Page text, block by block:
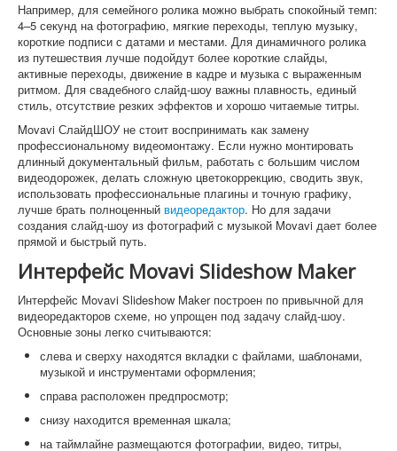
Например, для семейного ролика можно выбрать спокойный темп:
4–5 секунд на фотографию, мягкие переходы, теплую музыку,
короткие подписи с датами и местами. Для динамичного ролика
из путешествия лучше подойдут более короткие слайды,
активные переходы, движение в кадре и музыка с выраженным
ритмом. Для свадебного слайд-шоу важны плавность, единый
стиль, отсутствие резких эффектов и хорошо читаемые титры.
Movavi СлайдШОУ не стоит воспринимать как замену
профессиональному видеомонтажу. Если нужно монтировать
длинный документальный фильм, работать с большим числом
видеодорожек, делать сложную цветокоррекцию, сводить звук,
использовать профессиональные плагины и точную графику,
лучше брать полноценный видеоредактор. Но для задачи
создания слайд-шоу из фотографий с музыкой Movavi дает более
прямой и быстрый путь.
Интерфейс Movavi Slideshow Maker
Интерфейс Movavi Slideshow Maker построен по привычной для
видеоредакторов схеме, но упрощен под задачу слайд-шоу.
Основные зоны легко считываются:
слева и сверху находятся вкладки с файлами, шаблонами,
музыкой и инструментами оформления;
справа расположен предпросмотр;
снизу находится временная шкала;
на таймлайне размещаются фотографии, видео, титры,